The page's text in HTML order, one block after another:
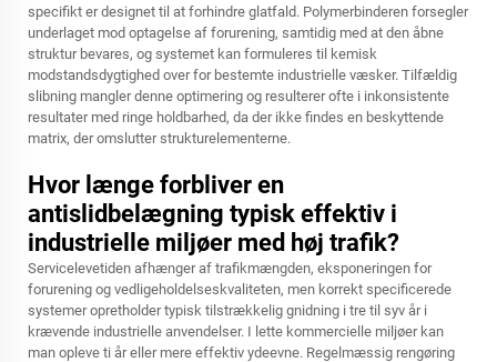
specifikt er designet til at forhindre glatfald. Polymerbinderen forsegler
underlaget mod optagelse af forurening, samtidig med at den åbne
struktur bevares, og systemet kan formuleres til kemisk
modstandsdygtighed over for bestemte industrielle væsker. Tilfældig
slibning mangler denne optimering og resulterer ofte i inkonsistente
resultater med ringe holdbarhed, da der ikke findes en beskyttende
matrix, der omslutter strukturelementerne.
Hvor længe forbliver en
antislidbelægning typisk effektiv i
industrielle miljøer med høj trafik?
Servicelevetiden afhænger af trafikmængden, eksponeringen for
forurening og vedligeholdelseskvaliteten, men korrekt specificerede
systemer opretholder typisk tilstrækkelig gnidning i tre til syv år i
krævende industrielle anvendelser. I lette kommercielle miljøer kan
man opleve ti år eller mere effektiv ydeevne. Regelmæssig rengøring